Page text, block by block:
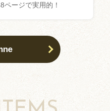
ページで実用的！